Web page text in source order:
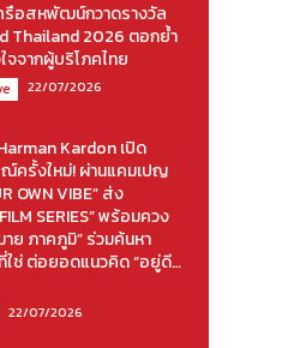
รือสหพัฒน์กวาดรางวัล
Thailand 2026 ตอกย้ำ
จจากผู้บริโภคไทย
22/07/2026
Kardon เปิด
ครั้งใหม่! ผ่านแคมเปญ
OWN VIBE” ส่ง
SERIES” พร้อมควง
ย ภาคภูมิ” ร่วมค้นหา
ใช่ ต่อยอดแนวคิด “อยู่ดี…
22/07/2026